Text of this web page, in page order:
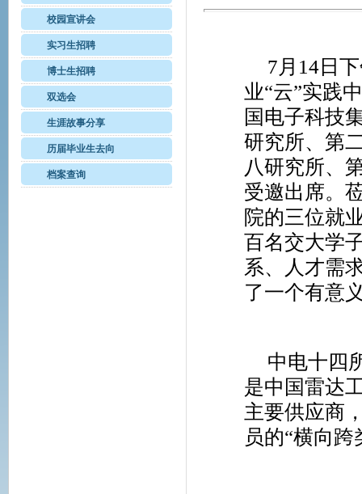
校园宣讲会
实习生招聘
博士生招聘
双选会
生涯故事分享
历届毕业生去向
档案查询
7月 14日
业“云”实践
国电子科技
研究所、第
八研究所、
受邀出席。
院的三位就
百名交大学
系、人才需
了一个有意
中电十四
是中国雷达
主要供应商
员的“横向